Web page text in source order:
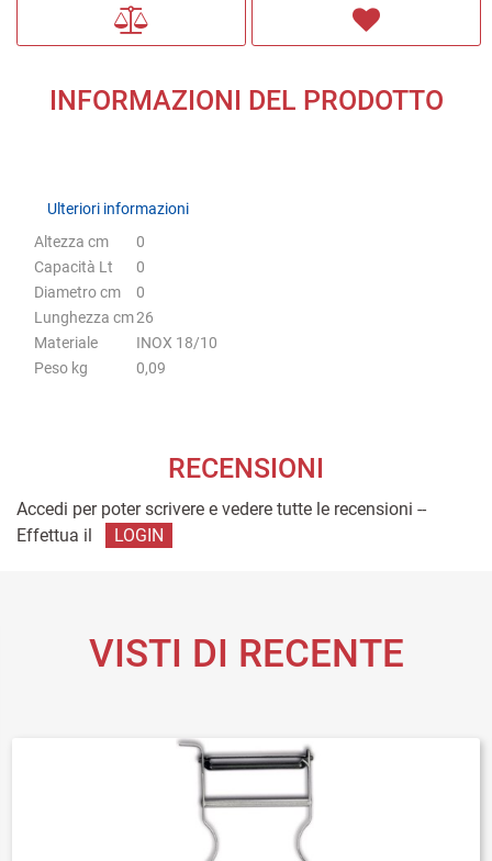
INFORMAZIONI DEL PRODOTTO
Ulteriori informazioni
Ulteriori informazioni
Altezza cm
0
Capacità Lt
0
Diametro cm
0
Lunghezza cm26
Materiale
INOX 18/10
Peso kg
0,09
RECENSIONI
Accedi per poter scrivere e vedere tutte le recensioni --
Effettua il
LOGIN
VISTI DI RECENTE